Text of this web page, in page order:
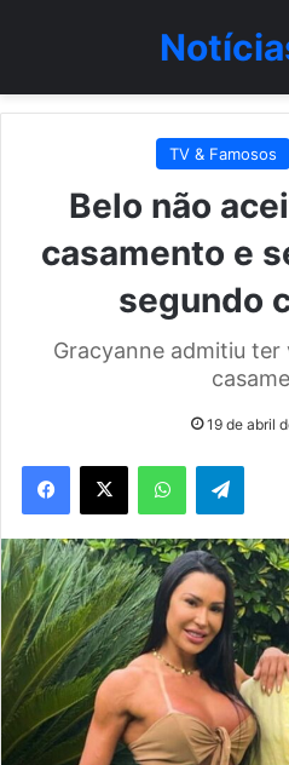
TV & Famosos
Belo não
casamento e
segundo
Gracyanne admitiu
19 de abril
WhatsApp